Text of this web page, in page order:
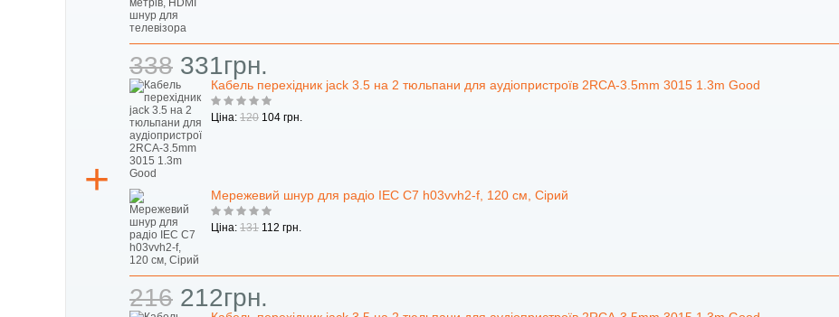
338 331грн.
Кабель перехідник jack 3.5 на 2 тюльпани для аудіопристроїв 2RCA-3.5mm 3015 1.3m Good
Ціна: 120 104 грн.
Мережевий шнур для радіо IEC C7 h03vvh2-f, 120 см, Сірий
Ціна: 131 112 грн.
216 212грн.